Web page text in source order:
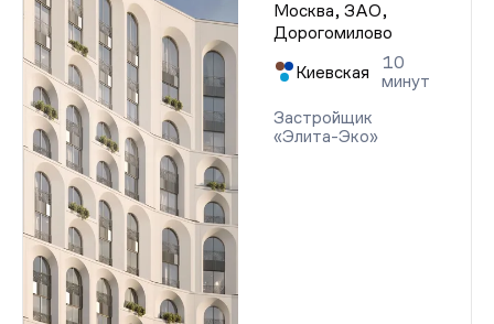
Москва, ЗАО,
Дорогомилово
Киевская
10
минут
Застройщик
«Элита-Эко»